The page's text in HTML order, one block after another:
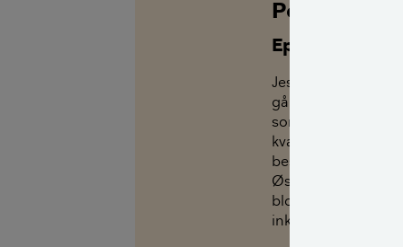
Podcast:
Episode 7:
Jesper besøger
går på at få plads
sommerblomster
kvadratmeter der
besøger byhaven
Østerbro. Her
blomster til
inkluderer høns og